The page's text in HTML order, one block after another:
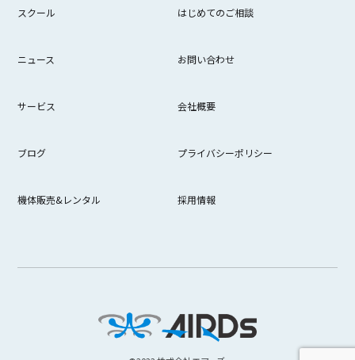
スクール はじめてのご相談
ニュース お問い合わせ
サービス 会社概要
ブログ プライバシーポリシー
機体販売&レンタル 採用情報